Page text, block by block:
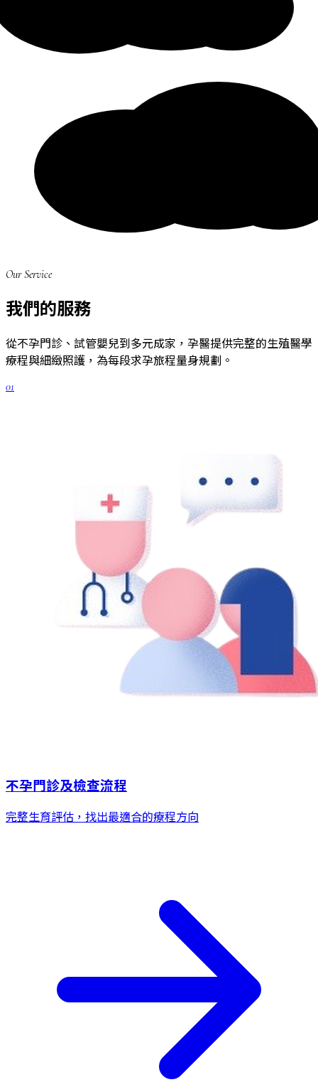
Our Service
我們的服務
從不孕門診、試管嬰兒到多元成家，孕醫提供完整的生殖醫學
療程與細緻照護，為每段求孕旅程量身規劃。
01
不孕門診及檢查流程
完整生育評估，找出最適合的療程方向